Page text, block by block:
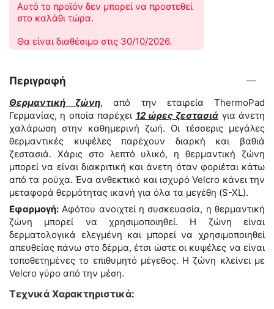
Αυτό το προϊόν δεν μπορεί να προστεθεί
στο καλάθι τώρα.
Θα είναι διαθέσιμο στις 30/10/2026.
Περιγραφή
Θερμαντική ζώνη, από την εταιρεία ThermoPad
Γερμανίας, η οποία παρέχει 12 ώρες ζεστασιά για άνετη
χαλάρωση στην καθημερινή ζωή. Οι τέσσερις μεγάλες
θερμαντικές κυψέλες παρέχουν διαρκή και βαθιά
ζεστασιά. Χάρις στο λεπτό υλικό, η θερμαντική ζώνη
μπορεί να είναι διακριτική και άνετη όταν φοριέται κάτω
από τα ρούχα. Ένα ανθεκτικό και ισχυρό Velcro κάνει την
μεταφορά θερμότητας ικανή για όλα τα μεγέθη (S-XL).
Εφαρμογή: Αφότου ανοιχτεί η συσκευασία, η θερμαντική
ζώνη μπορεί να χρησιμοποιηθεί. Η ζώνη είναι
δερματολογικά ελεγμένη και μπορεί να χρησιμοποιηθεί
απευθείας πάνω στο δέρμα, έτσι ώστε οι κυψέλες να είναι
τοποθετημένες το επιθυμητό μέγεθος. Η ζώνη κλείνει με
Velcro γύρο από την μέση.
Τεχνικά Χαρακτηριστικά: